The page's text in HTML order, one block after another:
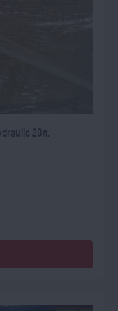
20л.